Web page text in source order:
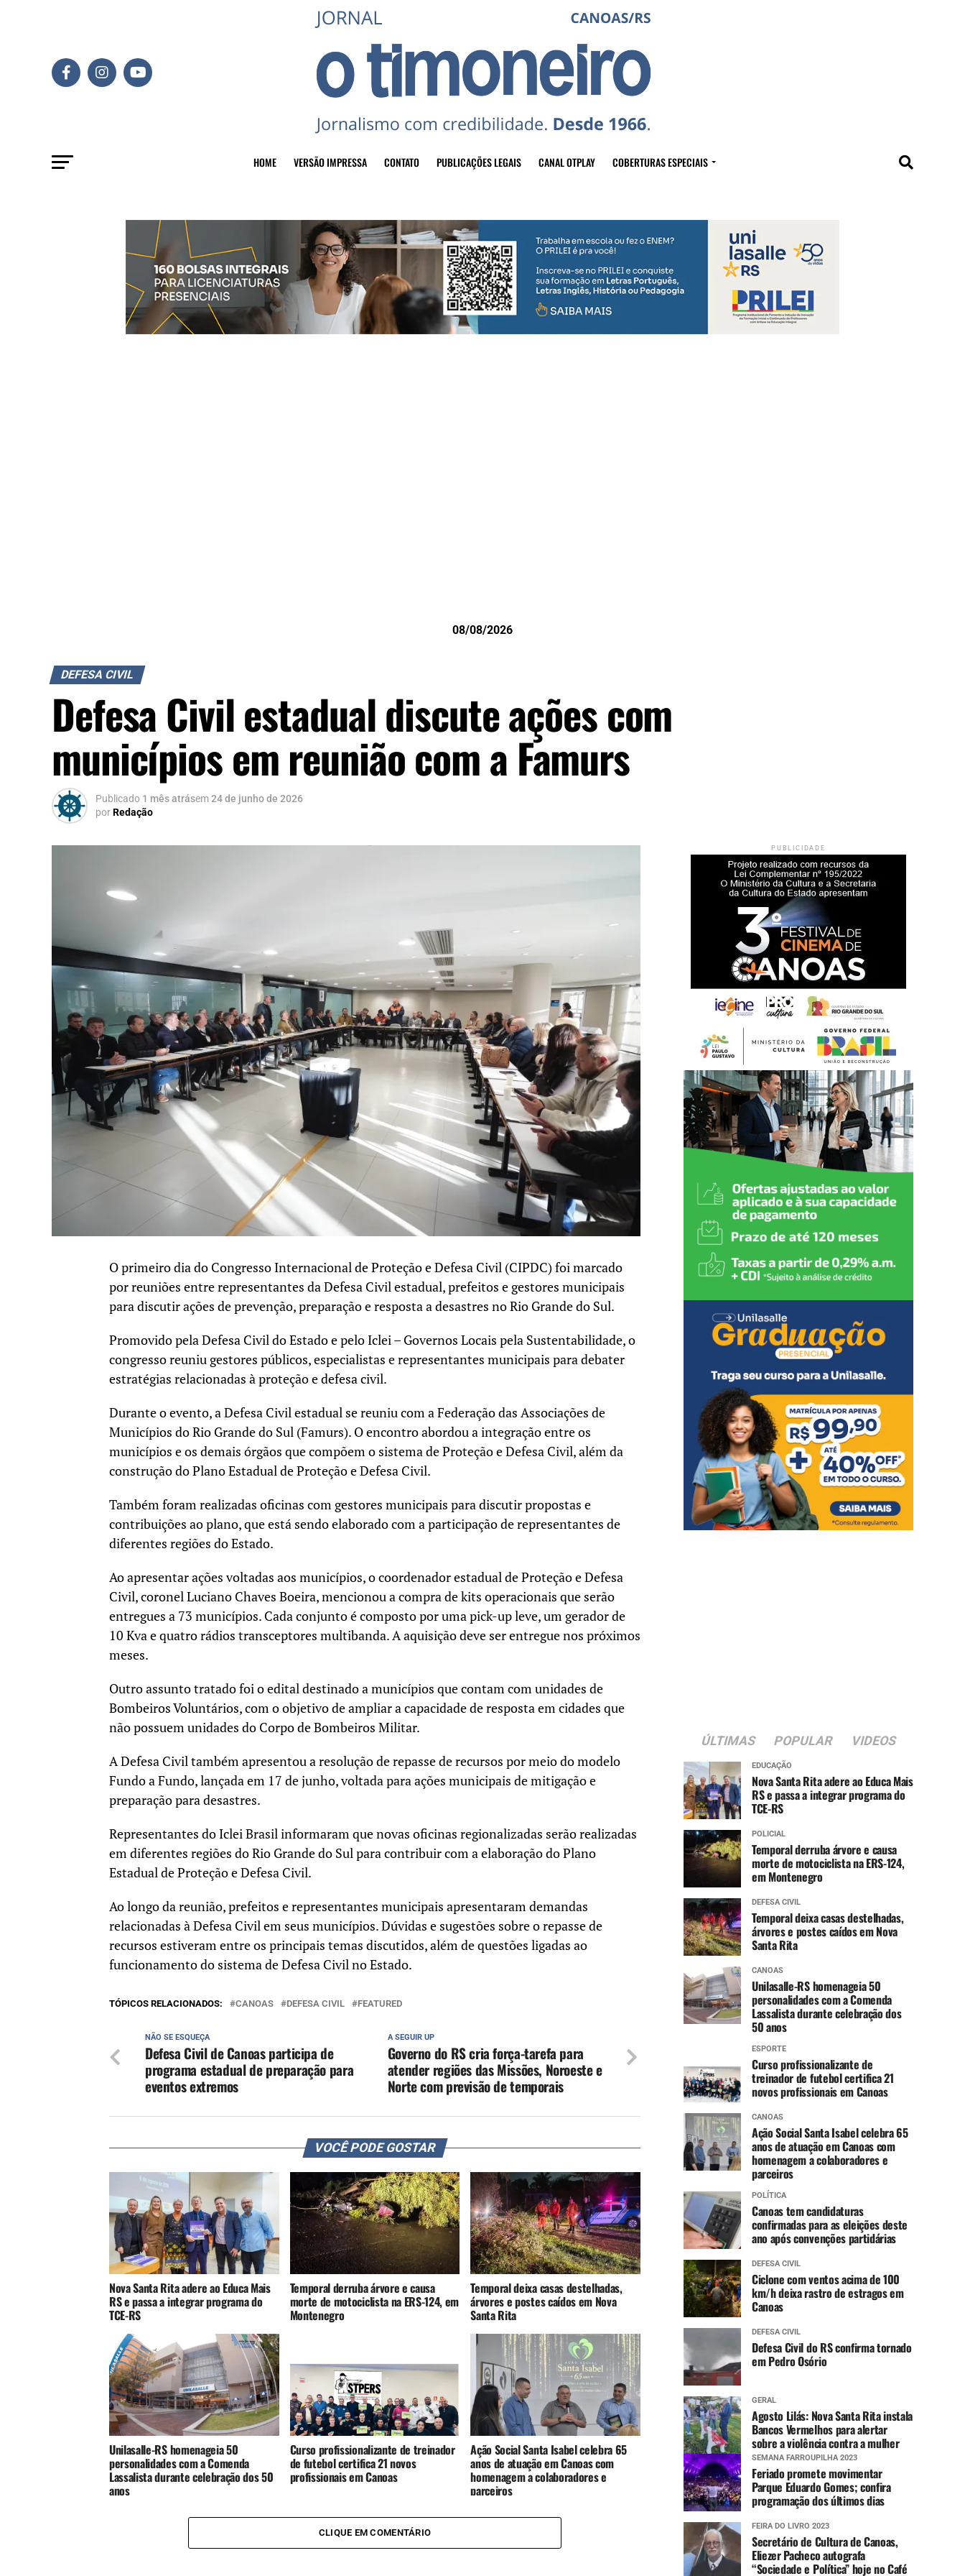
HOME VERSÃO IMPRESSA CONTATO PUBLICAÇÕES LEGAIS CANAL OTPLAY COBERTURAS ESPECIAIS
08/08/2026
DEFESA CIVIL
Defesa Civil estadual discute ações com
municípios em reunião com a Famurs
Publicado 1 mês atrásem24 de junho de 2026
porRedação
O primeiro dia do Congresso Internacional de Proteção e Defesa Civil (CIPDC) foi marcado
por reuniões entre representantes da Defesa Civil estadual, prefeitos e gestores municipais
para discutir ações de prevenção, preparação e resposta a desastres no Rio Grande do Sul.
Promovido pela Defesa Civil do Estado e pelo Iclei – Governos Locais pela Sustentabilidade, o
congresso reuniu gestores públicos, especialistas e representantes municipais para debater
estratégias relacionadas à proteção e defesa civil.
Durante o evento, a Defesa Civil estadual se reuniu com a Federação das Associações de
Municípios do Rio Grande do Sul (Famurs). O encontro abordou a integração entre os
municípios e os demais órgãos que compõem o sistema de Proteção e Defesa Civil, além da
construção do Plano Estadual de Proteção e Defesa Civil.
Também foram realizadas oficinas com gestores municipais para discutir propostas e
contribuições ao plano, que está sendo elaborado com a participação de representantes de
diferentes regiões do Estado.
Ao apresentar ações voltadas aos municípios, o coordenador estadual de Proteção e Defesa
Civil, coronel Luciano Chaves Boeira, mencionou a compra de kits operacionais que serão
entregues a 73 municípios. Cada conjunto é composto por uma pick-up leve, um gerador de
10 Kva e quatro rádios transceptores multibanda. A aquisição deve ser entregue nos próximos
meses.
Outro assunto tratado foi o edital destinado a municípios que contam com unidades de
Bombeiros Voluntários, com o objetivo de ampliar a capacidade de resposta em cidades que
não possuem unidades do Corpo de Bombeiros Militar.
A Defesa Civil também apresentou a resolução de repasse de recursos por meio do modelo
Fundo a Fundo, lançada em 17 de junho, voltada para ações municipais de mitigação e
preparação para desastres.
Representantes do Iclei Brasil informaram que novas oficinas regionalizadas serão realizadas
em diferentes regiões do Rio Grande do Sul para contribuir com a elaboração do Plano
Estadual de Proteção e Defesa Civil.
Ao longo da reunião, prefeitos e representantes municipais apresentaram demandas
relacionadas à Defesa Civil em seus municípios. Dúvidas e sugestões sobre o repasse de
recursos estiveram entre os principais temas discutidos, além de questões ligadas ao
funcionamento do sistema de Defesa Civil no Estado.
TÓPICOS RELACIONADOS: CANOAS DEFESA CIVIL FEATURED
A SEGUIR UP
Governo do RS cria força-tarefa para
atender regiões das Missões, Noroeste e
Norte com previsão de temporais
NÃO SE ESQUEÇA
Defesa Civil de Canoas participa de
programa estadual de preparação para
eventos extremos
VOCÊ PODE GOSTAR
Nova Santa Rita adere ao Educa Mais
RS e passa a integrar programa do
TCE-RS
Temporal derruba árvore e causa
morte de motociclista na ERS-124, em
Montenegro
Temporal deixa casas destelhadas,
árvores e postes caídos em Nova
Santa Rita
Unilasalle-RS homenageia 50
personalidades com a Comenda
Lassalista durante celebração dos 50
anos
Curso profissionalizante de treinador
de futebol certifica 21 novos
profissionais em Canoas
Ação Social Santa Isabel celebra 65
anos de atuação em Canoas com
homenagem a colaboradores e
parceiros
CLIQUE EM COMENTÁRIO
PUBLICIDADE
ÚLTIMAS POPULAR VIDEOS
EDUCAÇÃO
Nova Santa Rita adere ao Educa Mais
RS e passa a integrar programa do
TCE-RS
POLICIAL
Temporal derruba árvore e causa
morte de motociclista na ERS-124,
em Montenegro
DEFESA CIVIL
Temporal deixa casas destelhadas,
árvores e postes caídos em Nova
Santa Rita
CANOAS
Unilasalle-RS homenageia 50
personalidades com a Comenda
Lassalista durante celebração dos
50 anos
ESPORTE
Curso profissionalizante de
treinador de futebol certifica 21
novos profissionais em Canoas
CANOAS
Ação Social Santa Isabel celebra 65
anos de atuação em Canoas com
homenagem a colaboradores e
parceiros
POLÍTICA
Canoas tem candidaturas
confirmadas para as eleições deste
ano após convenções partidárias
DEFESA CIVIL
Ciclone com ventos acima de 100
km/h deixa rastro de estragos em
Canoas
DEFESA CIVIL
Defesa Civil do RS confirma tornado
em Pedro Osório
GERAL
Agosto Lilás: Nova Santa Rita instala
Bancos Vermelhos para alertar
sobre a violência contra a mulher
SEMANA FARROUPILHA 2023
Feriado promete movimentar
Parque Eduardo Gomes; confira
programação dos últimos dias
FEIRA DO LIVRO 2023
Secretário de Cultura de Canoas,
Eliezer Pacheco autografa
“Sociedade e Política” hoje no Café